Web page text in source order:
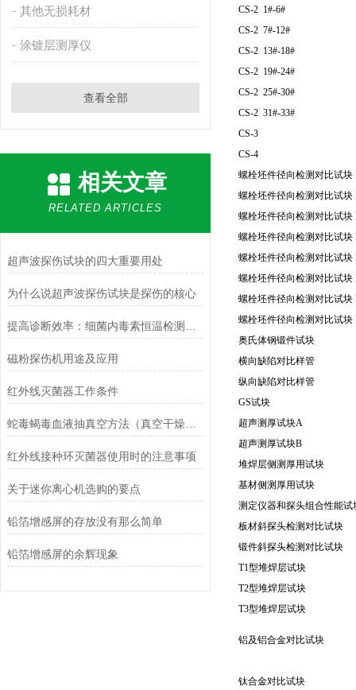
其他无损耗材
涂镀层测厚仪
查看全部
相关文章
RELATED ARTICLES
超声波探伤试块的四大重要用处
为什么说超声波探伤试块是探伤的核心
磁粉探伤机用途及应用
红外线灭菌器工作条件
红外线接种环灭菌器使用时的注意事项
关于迷你离心机选购的要点
铅箔增感屏的存放没有那么简单
铅箔增感屏的余辉现象
CS-2 1#-6#
CS-2 7#-12#
CS-2 13#-18#
CS-2 19#-24#
CS-2 25#-30#
CS-2 31#-33#
CS-3
CS-4
螺栓坯件径向检测对比试块
螺栓坯件径向检测对比试块
螺栓坯件径向检测对比试块
螺栓坯件径向检测对比试块
螺栓坯件径向检测对比试块
螺栓坯件径向检测对比试块
螺栓坯件径向检测对比试块
螺栓坯件径向检测对比试块
奥氏体钢锻件试块
横向缺陷对比样管
纵向缺陷对比样管
GS试块
超声测厚试块A
超声测厚试块B
堆焊层侧测厚用试块
基材侧测厚用试块
测定仪器和探头组合性能试
板材斜探头检测对比试块
锻件斜探头检测对比试块
T1型堆焊层试块
T2型堆焊层试块
T3型堆焊层试块
铝及铝合金对比试块
钛合金对比试块